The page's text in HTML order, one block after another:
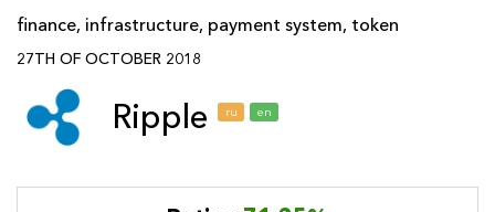
finance, infrastructure, payment system, token
27TH OF OCTOBER 2018
Ripple ru en